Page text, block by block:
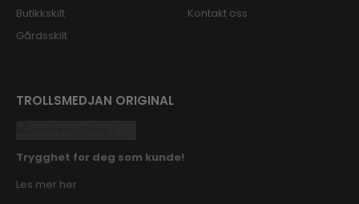
Butikkskilt
Gårdsskilt
Kontakt oss
TROLLSMEDJAN ORIGINAL
Trygghet for deg som kunde!
Les mer her